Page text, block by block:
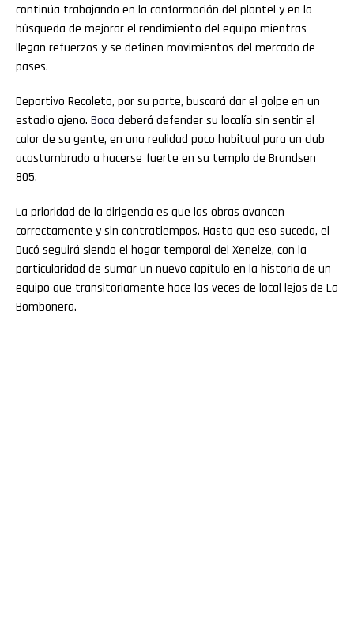
continúa trabajando en la conformación del plantel y en la
búsqueda de mejorar el rendimiento del equipo mientras
llegan refuerzos y se definen movimientos del mercado de
pases.
Deportivo Recoleta, por su parte, buscará dar el golpe en un
estadio ajeno. Boca deberá defender su localía sin sentir el
calor de su gente, en una realidad poco habitual para un club
acostumbrado a hacerse fuerte en su templo de Brandsen
805.
La prioridad de la dirigencia es que las obras avancen
correctamente y sin contratiempos. Hasta que eso suceda, el
Ducó seguirá siendo el hogar temporal del Xeneize, con la
particularidad de sumar un nuevo capítulo en la historia de un
equipo que transitoriamente hace las veces de local lejos de La
Bombonera.